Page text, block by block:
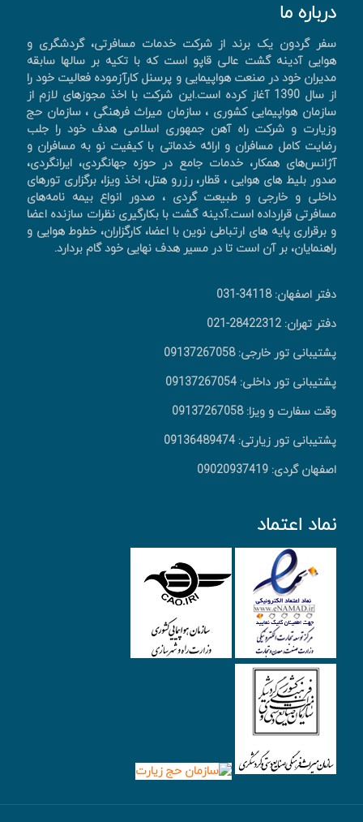
درباره ما
سفر گردون یک برند از شرکت خدمات مسافرتی، گردشگری و
هوایی آدینه گشت عالی قاپو است که با تکیه بر سالها سابقه
مدیران خود در صنعت هواپیمایی و پرسنل کارآزموده فعالیت خود را
از سال 1390 آغاز کرده است.این شرکت با اخذ مجوزهای لازم از
سازمان هواپیمایی کشوری ، سازمان میراث فرهنگی ، سازمان حج
وزیارت و شرکت راه آهن جمهوری اسلامی هدف خود را جلب
رضایت کامل مسافران و ارائه خدماتی با کیفیت نو به مسافران و
آژانس‌های همکار، خدمات جامع در حوزه جهانگردی، ايرانگردی،
صدور بليط های هوايی ، قطار، رزرو هتل، اخذ ويزا، برگزاری تورهای
داخلی و خارجی و طبیعت گردی ، صدور انواع بیمه نامه‌های
مسافرتی قرارداده است.آدینه گشت با بکارگیری نظرات سازنده اعضا
و برقراری پایه های ارتباطی نوین با اعضا، کارگزاران، خطوط هوایی و
راهنمایان، بر آن است تا در مسیر هدف نهایی خود گام بردارد.
دفتر اصفهان: 34118-031
دفتر تهران: 28422312-021
پشتیبانی تور خارجی: 09137267058
پشتیبانی تور داخلی: 09137267054
وقت سفارت و ویزا: 09137267058
پشتیبانی تور زیارتی: 09136489474
اصفهان گردی: 09020937419
نماد اعتماد